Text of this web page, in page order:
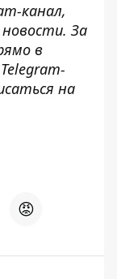
канал,
За
в
на
😡